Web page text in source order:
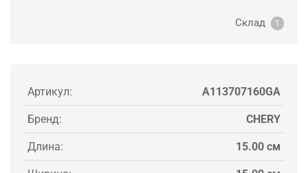
Склад 1
Артикул: A113707160GA
Бренд: CHERY
Длина: 15.00 см